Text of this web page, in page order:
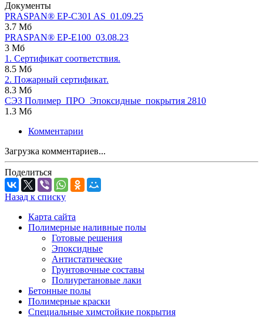
Документы
PRASPAN® ЕP-C301 AS_01.09.25
3.7 Мб
PRASPAN® EP-E100_03.08.23
3 Мб
1. Сертификат соответствия.
8.5 Мб
2. Пожарный сертификат.
8.3 Мб
СЭЗ Полимер_ПРО_Эпоксидные_покрытия 2810
1.3 Мб
Комментарии
Загрузка комментариев...
Поделиться
Назад к списку
Карта сайта
Полимерные наливные полы
Готовые решения
Эпоксидные
Антистатические
Грунтовочные составы
Полиуретановые лаки
Бетонные полы
Полимерные краски
Специальные химстойкие покрытия